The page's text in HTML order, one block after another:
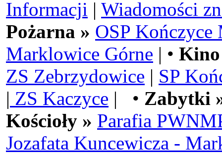
Informacji | Wiadomości
Pożarna » OSP Kończyce
Marklowice Górne | •
ZS Zebrzydowice | SP
| ZS Kaczyce | • Zabytki
Kościoły » Parafia
Jozafata Kuncewicza -